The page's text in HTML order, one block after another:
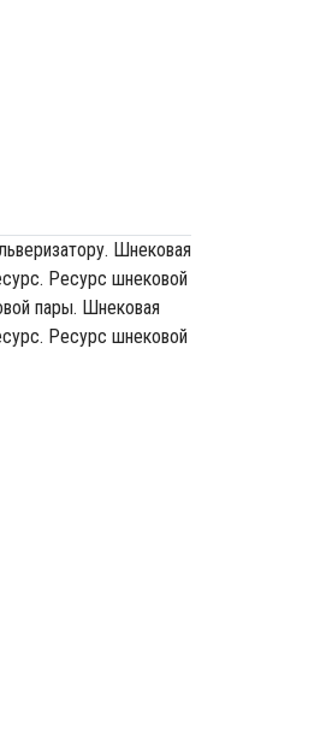
Шнековая
Ресурс шнековой
пары. Шнековая
Ресурс шнековой